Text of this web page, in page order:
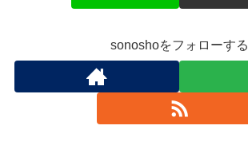
sonoshoをフォローする